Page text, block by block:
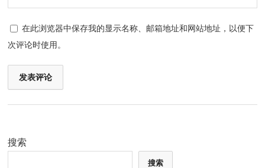
在此浏览器中保存我的显示名称、邮箱地址和网站地址，以便下
次评论时使用。
搜索
搜索